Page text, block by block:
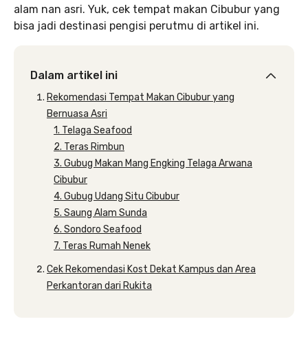
alam nan asri. Yuk, cek tempat makan Cibubur yang
bisa jadi destinasi pengisi perutmu di artikel ini.
Dalam artikel ini
Rekomendasi Tempat Makan Cibubur yang
Bernuasa Asri
1. Telaga Seafood
2. Teras Rimbun
3. Gubug Makan Mang Engking Telaga Arwana
Cibubur
4. Gubug Udang Situ Cibubur
5. Saung Alam Sunda
6. Sondoro Seafood
7. Teras Rumah Nenek
Cek Rekomendasi Kost Dekat Kampus dan Area
Perkantoran dari Rukita